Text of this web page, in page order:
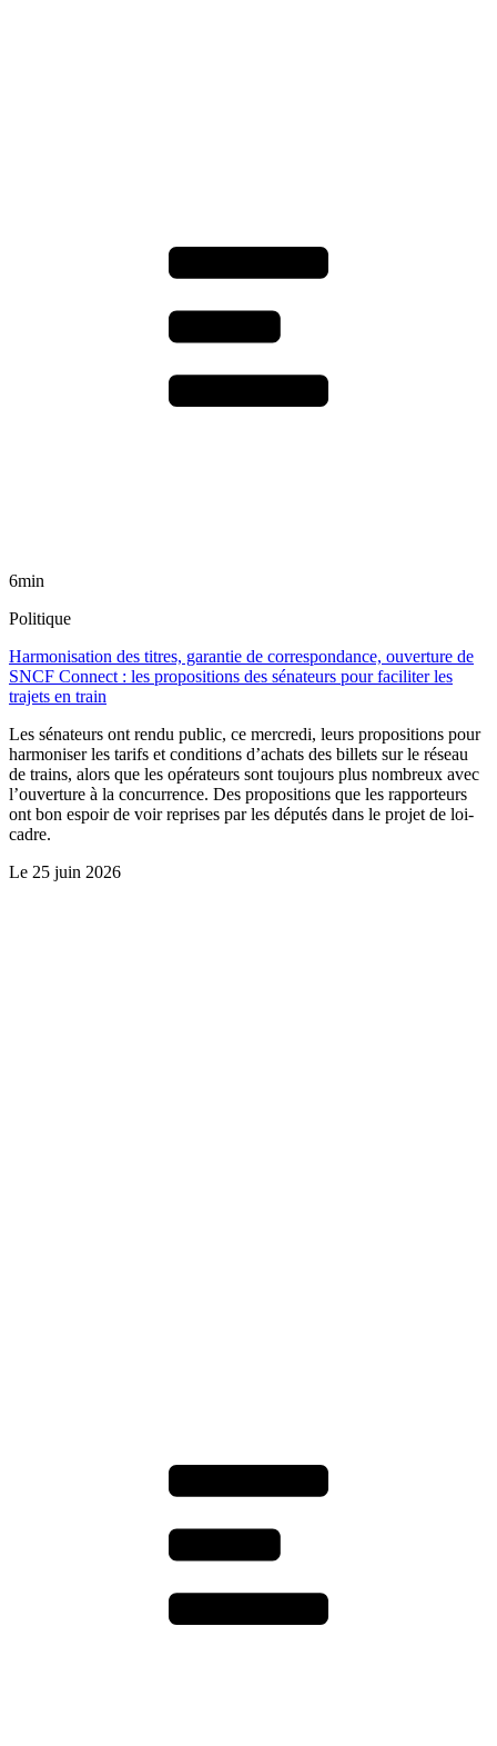
6min
Politique
Harmonisation des titres, garantie de correspondance, ouverture de
SNCF Connect : les propositions des sénateurs pour faciliter les
trajets en train
Les sénateurs ont rendu public, ce mercredi, leurs propositions pour
harmoniser les tarifs et conditions d’achats des billets sur le réseau
de trains, alors que les opérateurs sont toujours plus nombreux avec
l’ouverture à la concurrence. Des propositions que les rapporteurs
ont bon espoir de voir reprises par les députés dans le projet de loi-
cadre.
Le 25 juin 2026